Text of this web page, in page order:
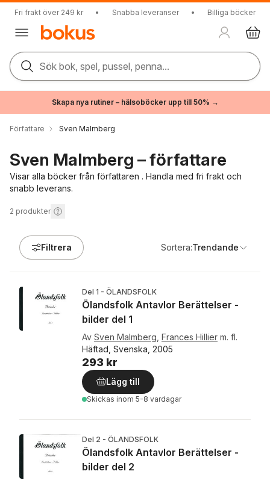
Fri frakt över 249 kr • Snabba leveranser • Billiga böcker
Sök bok, spel, pussel, penna...
Skapa nya rutiner – hälsoböcker upp till 50% →
Författare Sven Malmberg
Sven Malmberg – författare
Visar alla böcker från författaren . Handla med fri frakt och
snabb leverans.
2 produkter
Filtrera Sortera:Trendande
Del 1 - ÖLANDSFOLK
Ölandsfolk Antavlor Berättelser -
bilder del 1
Av Sven Malmberg Frances Hillier m. fl.
Häftad, Svenska, 2005
293 kr
Lägg till
Skickas inom 5-8 vardagar
Del 2 - ÖLANDSFOLK
Ölandsfolk Antavlor Berättelser -
bilder del 2